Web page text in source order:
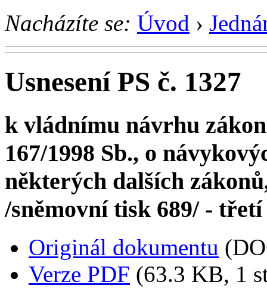
Nacházíte se: Úvod ›
Usnesení PS č. 1327
k vládnímu návrhu
167/1998 Sb., o
některých dalších
/sněmovní tisk 689/ -
Originál dokumentu
Verze PDF (63.3 KB, 1